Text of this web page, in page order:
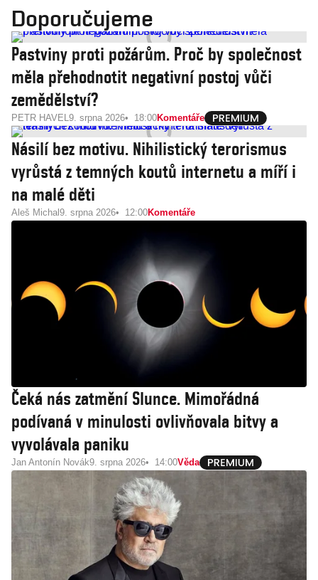
Doporučujeme
Pastviny proti požárům. Proč by společnost
měla přehodnotit negativní postoj vůči
zemědělství?
PETR HAVEL9. srpna 2026 18:00Komentáře
Násilí bez motivu. Nihilistický terorismus
vyrůstá z temných koutů internetu a míří i
na malé děti
Aleš Michal 9. srpna 2026 12:00Komentáře
Čeká nás zatmění Slunce. Mimořádná
podívaná v minulosti ovlivňovala bitvy a
vyvolávala paniku
Jan Antonín Novák9. srpna 2026 14:00Věda